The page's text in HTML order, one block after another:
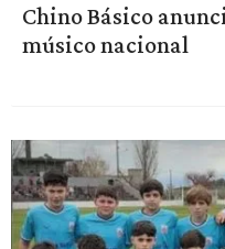
Chino Básico
músico nacional